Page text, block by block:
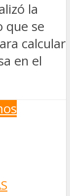
la
que se
calcular
en el